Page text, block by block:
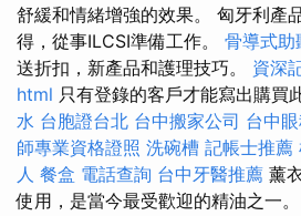
舒緩和情緒增強的效果。 匈牙利產
得，從事ILCSI準備工作。 骨導式助
送折扣，新產品和護理技巧。 資深
html 只有登錄的客戶才能寫出購買
水 台胞證台北 台中搬家公司 台中
師專業資格證照 洗碗槽 記帳士推薦
人 餐盒 電話查詢 台中牙醫推薦 薰
使用，是當今最受歡迎的精油之一。